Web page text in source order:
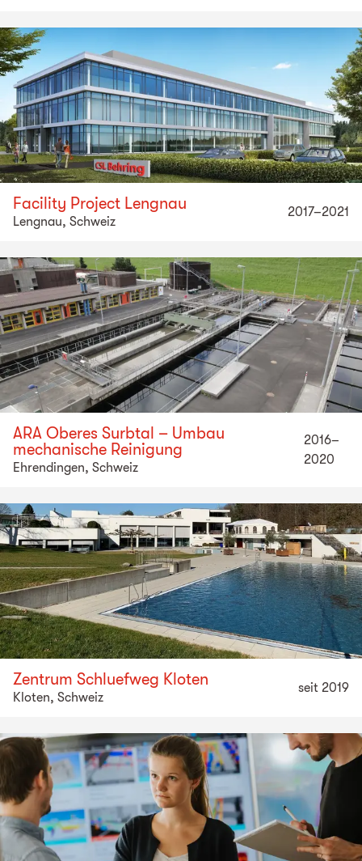
Facility Project Lengnau
Lengnau, Schweiz
2017–2021
ARA Oberes Surbtal – Umbau
mechanische Reinigung
Ehrendingen, Schweiz
2016–
2020
Zentrum Schluefweg Kloten
Kloten, Schweiz
seit 2019